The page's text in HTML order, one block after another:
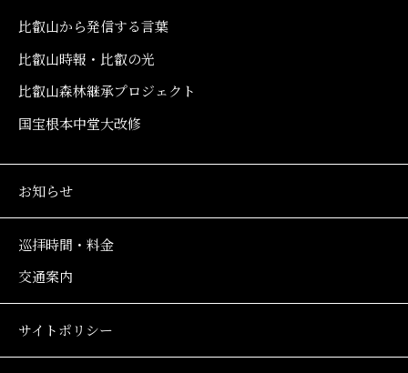
比叡山から発信する言葉
比叡山時報・比叡の光
比叡山森林継承プロジェクト
国宝根本中堂大改修
お知らせ
巡拝時間・料金
交通案内
サイトポリシー